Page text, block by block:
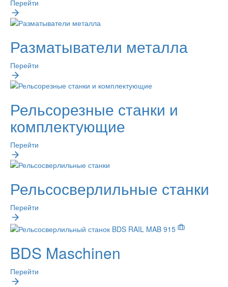
Перейти
Разматыватели металла
Перейти
Рельсорезные станки и
комплектующие
Перейти
Рельсосверлильные станки
Перейти
BDS Maschinen
Перейти